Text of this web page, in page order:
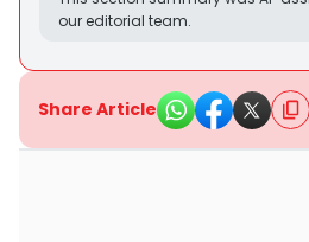
our editorial team.
Share Article